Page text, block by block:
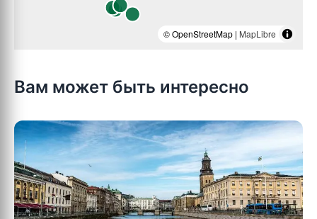
© OpenStreetMap | MapLibre
Вам может быть интересно